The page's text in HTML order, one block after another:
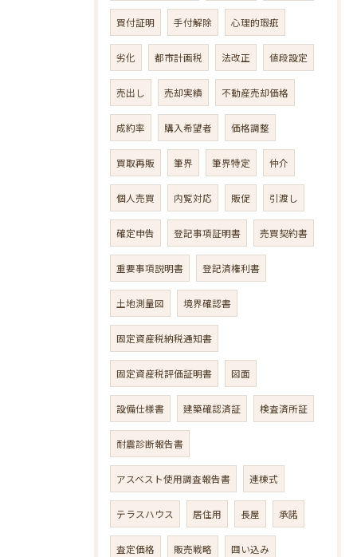
買付証明 手付解除 心理的瑕疵
劣化 都市計画税 法改正 値段設定
売出し 売却実績 不動産売却価格
成約率 購入希望者 価格調整
買取再販 筆界 筆界特定 仲介
個人売買 内覧対応 販促 引渡し
確定申告 登記事項証明書 売買契約書
重要事項説明書 登記済権利書
土地測量図 境界確認書
固定資産税納税通知書
固定資産税評価証明書 図面
設備仕様書 建築確認済証 検査済所証
耐震診断報告書
アスベスト使用調査報告書 連棟式
テラスハウス 居住用 長屋 承諾
査定価格 販売戦略 囲い込み